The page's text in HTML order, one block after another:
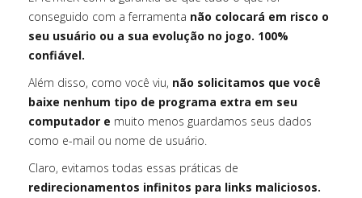
conseguido com a ferramenta não colocará em risco o
seu usuário ou a sua evolução no jogo. 100%
confiável.
Além disso, como você viu, não solicitamos que você
baixe nenhum tipo de programa extra em seu
computador e muito menos guardamos seus dados
como e-mail ou nome de usuário.
Claro, evitamos todas essas práticas de
redirecionamentos infinitos para links maliciosos.